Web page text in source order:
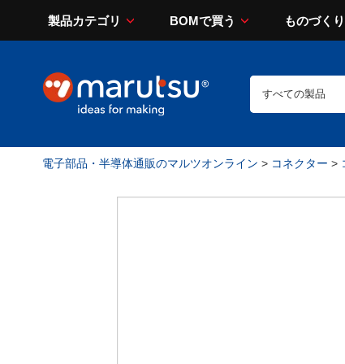
製品カテゴリ BOMで買う ものづく
電子部品・半導体通販のマルツオンライン > コネクター >